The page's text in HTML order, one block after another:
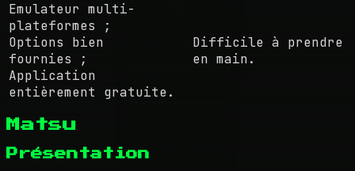
Emulateur multi-
plateformes ;
Options bien
fournies ;
Application
entièrement gratuite.
Difficile à prendre
en main.
Matsu
Présentation